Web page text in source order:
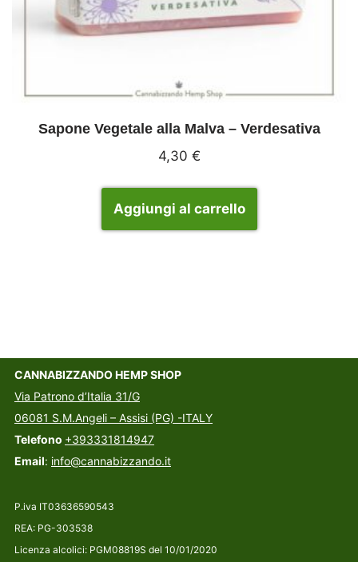
Sapone Vegetale alla Malva – Verdesativa
4,30 €
Aggiungi al carrello
CANNABIZZANDO HEMP SHOP
Via Patrono d’Italia 31/G
06081 S.M.Angeli – Assisi (PG) -ITALY
Telefono +393331814947
Email: info@cannabizzando.it
P.iva IT03636590543
REA: PG-303538
Licenza alcolici: PGM08819S del 10/01/2020